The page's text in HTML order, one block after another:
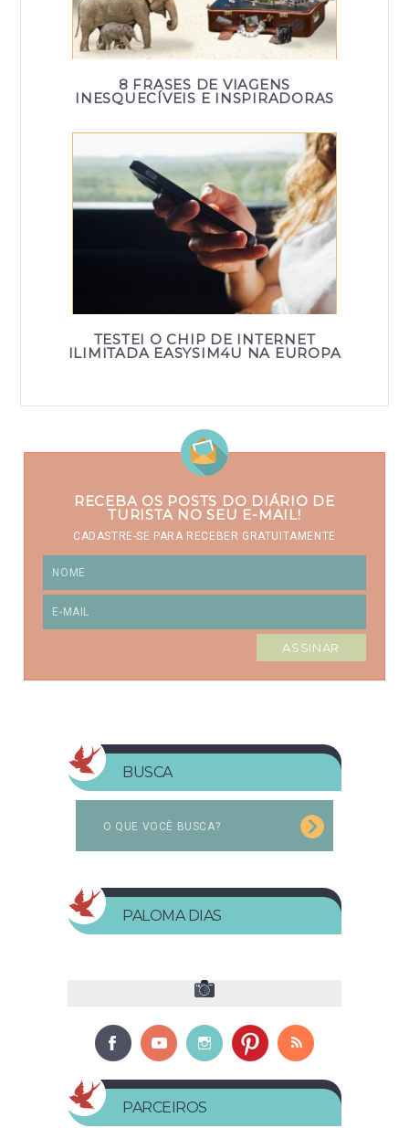
8 FRASES DE VIAGENS
INESQUECÍVEIS E INSPIRADORAS
TESTEI O CHIP DE INTERNET
ILIMITADA EASYSIM4U NA EUROPA
RECEBA OS POSTS DO DIÁRIO DE
TURISTA NO SEU E-MAIL!
CADASTRE-SE PARA RECEBER GRATUITAMENTE
BUSCA
PALOMA DIAS
PARCEIROS